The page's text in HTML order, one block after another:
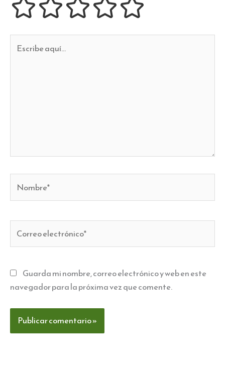
aquí...
electrónico*
Guarda mi nombre, correo electrónico y web en este
navegador para la próxima vez que comente.